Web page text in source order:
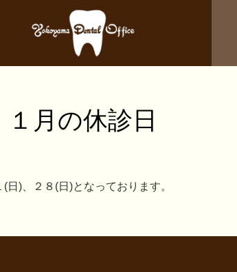
１月の休診日
)、２８(日)となっております。